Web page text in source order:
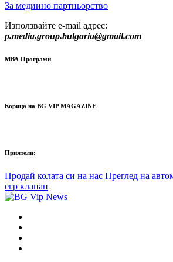
За медиино партньорство
Използвайте e-mail адрес:
p.media.group.bulgaria@gmail.com
МВА Програми
Корица на BG VIP MAGAZINE
Приятели:
Продай колата си на нас Преглед на
егр клапан